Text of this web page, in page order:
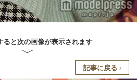
ると次の画像が表示されます
記事に戻る